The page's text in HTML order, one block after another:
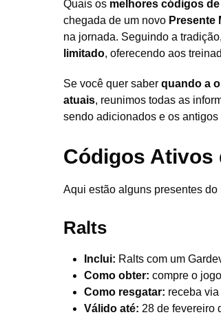
Quais os melhores códigos
chegada de um novo Presente
na jornada. Seguindo a tradição,
limitado, oferecendo aos
Se você quer saber quando a
atuais, reunimos todas as
sendo adicionados e os
Códigos Ativos
Aqui estão alguns presentes
Ralts
Inclui: Ralts com um
Como obter: compre o jogo
Como resgatar: receba via
Válido até: 28 de fevereiro